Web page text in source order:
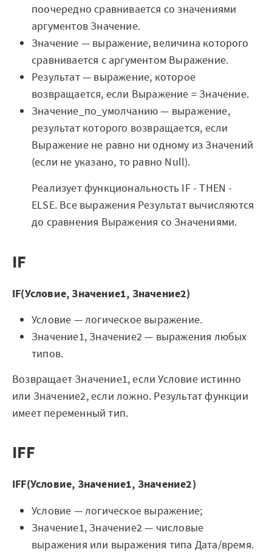
поочередно сравнивается со значениями
аргументов Значение.
Значение — выражение, величина которого
сравнивается с аргументом Выражение.
Результат — выражение, которое
возвращается, если Выражение = Значение.
Значение_по_умолчанию — выражение,
результат которого возвращается, если
Выражение не равно ни одному из Значений
(если не указано, то равно Null).
Реализует функциональность IF - THEN -
ELSE. Все выражения Результат вычисляются
до сравнения Выражения со Значениями.
IF
IF(Условие, Значение1, Значение2)
Условие — логическое выражение.
Значение1, Значение2 — выражения любых
типов.
Возвращает Значение1, если Условие истинно
или Значение2, если ложно. Результат функции
имеет переменный тип.
IFF
IFF(Условие, Значение1, Значение2)
Условие — логическое выражение;
Значение1, Значение2 — числовые
выражения или выражения типа Дата/время.